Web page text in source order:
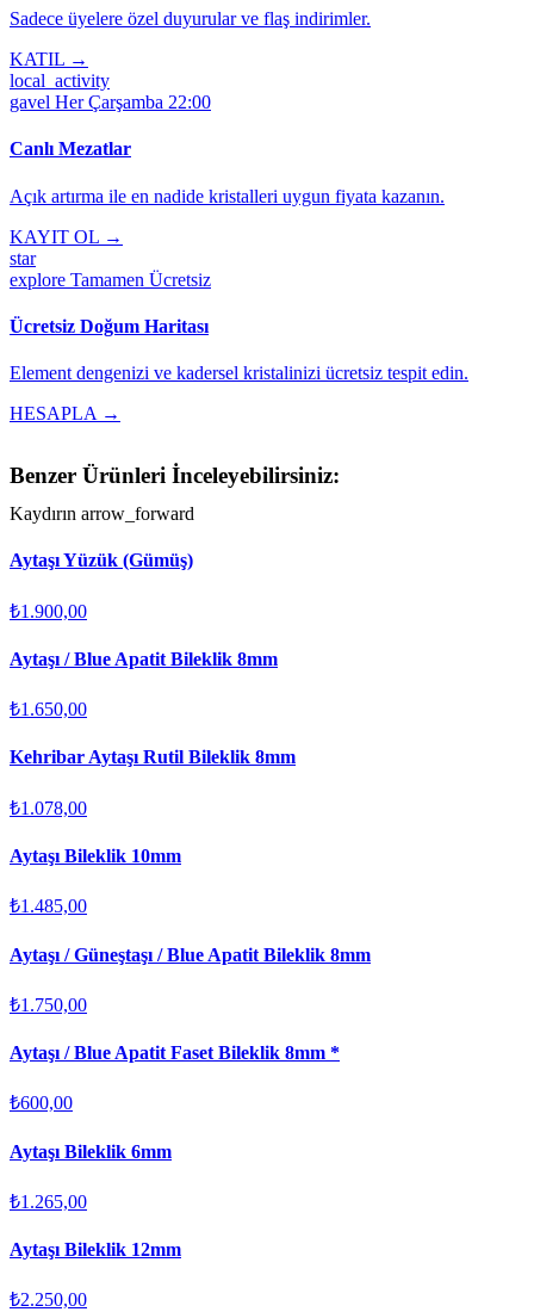
Sadece üyelere özel duyurular ve flaş indirimler.
KATIL →
local_activity
gavel Her Çarşamba 22:00
Canlı Mezatlar
Açık artırma ile en nadide kristalleri uygun fiyata kazanın.
KAYIT OL →
star
explore Tamamen Ücretsiz
Ücretsiz Doğum Haritası
Element dengenizi ve kadersel kristalinizi ücretsiz tespit edin.
HESAPLA →
Benzer Ürünleri İnceleyebilirsiniz:
Kaydırın arrow_forward
Aytaşı Yüzük (Gümüş)
₺1.900,00
Aytaşı / Blue Apatit Bileklik 8mm
₺1.650,00
Kehribar Aytaşı Rutil Bileklik 8mm
₺1.078,00
Aytaşı Bileklik 10mm
₺1.485,00
Aytaşı / Güneştaşı / Blue Apatit Bileklik 8mm
₺1.750,00
Aytaşı / Blue Apatit Faset Bileklik 8mm *
₺600,00
Aytaşı Bileklik 6mm
₺1.265,00
Aytaşı Bileklik 12mm
₺2.250,00